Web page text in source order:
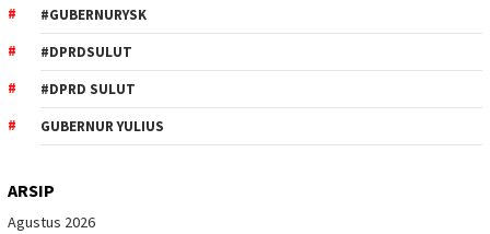
#GUBERNURYSK
#DPRDSULUT
#DPRD SULUT
GUBERNUR YULIUS
ARSIP
Agustus 2026